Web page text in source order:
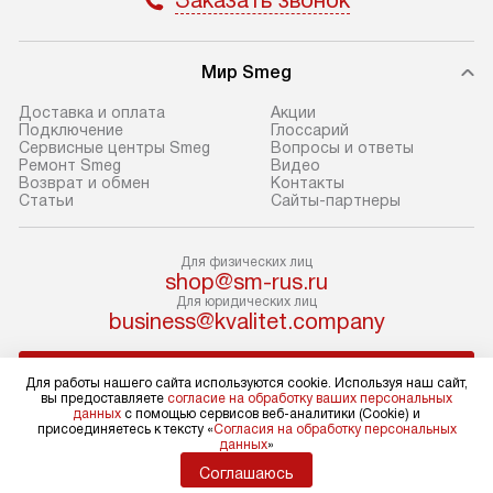
оформлении заказа.
служба доставки привезет
упакованный товар до подъезда.
Если вам необходимо доставить
покупку до двери вашей квартиры
или места установки, пожалуйста,
взиматься дополнительная плата.
Обратите внимание на размеры
товара: например, если габариты
холодильника не позволяют
пронести его через дверной проем,
сотрудники транспортной службы
не имеют права производить
демонтаж дверцы, ручек или других
выступающих элементов, так как
по уровню и
по
монтаж не
коммуникаций,
материалы,
и
Мир Smeg
Доставка и оплата
Подключение
Сервисные центры Smeg
Ремонт Smeg
Возврат и обмен
Статьи
Акции
Глоссарий
Вопросы и ответы
Видео
Контакты
Сайты-партнеры
Для физических лиц
shop@sm-rus.ru
Для юридических лиц
business@kvalitet.company
Политика конфиденциальности
Условия продажи
Карта сайта
Для работы нашего сайта используются cookie. Используя наш сайт,
вы предоставляете согласие на обработку ваших персональных
данных с помощью сервисов веб-аналитики (Cookie) и
присоединяетесь к тексту «Согласия на обработку персональных
данных»
Соглашаюсь